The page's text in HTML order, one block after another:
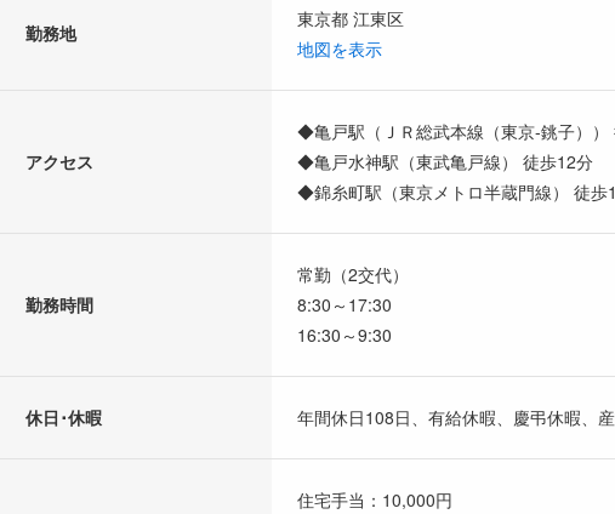
勤務地
東京都 江東区
地図を表示
アクセス
◆亀戸駅（ＪＲ総武本線（東京-銚子））
◆亀戸水神駅（東武亀戸線） 徒歩12分
◆錦糸町駅（東京メトロ半蔵門線） 徒歩
勤務時間
常勤（2交代）
8:30～17:30
16:30～9:30
休日･休暇 年間休日108日、有給休暇、慶弔休暇、
住宅手当：10,000円